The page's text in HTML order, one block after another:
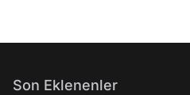
Son Eklenenler